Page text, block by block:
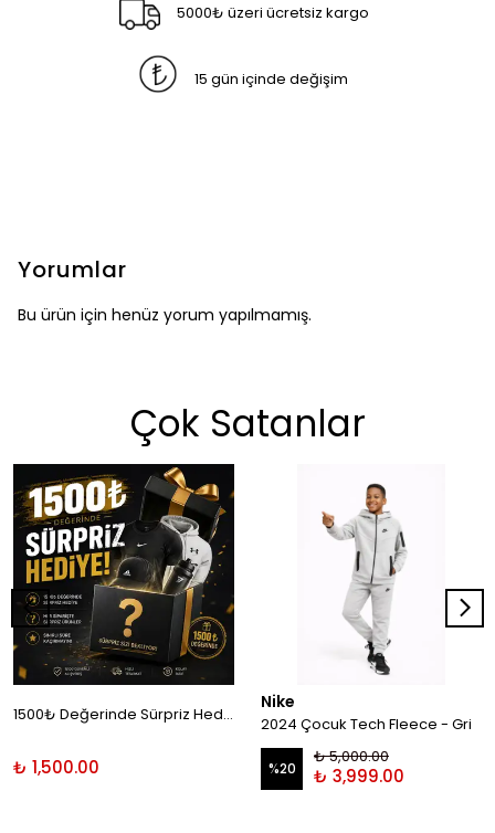
5000₺ üzeri ücretsiz kargo
15 gün içinde değişim
Yorumlar
Bu ürün için henüz yorum yapılmamış.
Çok Satanlar
1500₺ Değerinde Sürpriz Hediye!
₺ 1,500.00
Nike
2024 Çocuk Tech Fleece - Gri
%20
₺ 5,000.00
₺ 3,999.00